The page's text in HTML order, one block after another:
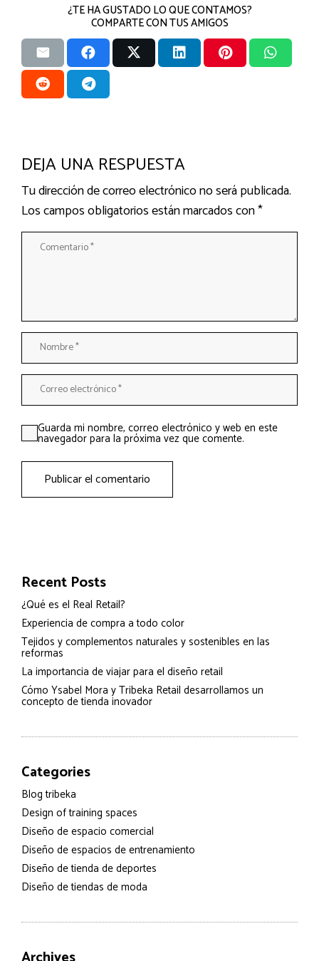
¿TE HA GUSTADO LO QUE CONTAMOS?
COMPARTE CON TUS AMIGOS
DEJA UNA RESPUESTA
Tu dirección de correo electrónico no será publicada.
Los campos obligatorios están marcados con*
Guarda mi nombre, correo electrónico y web en este
navegador para la próxima vez que comente.
Publicar el comentario
Recent Posts
¿Qué es el Real Retail?
Experiencia de compra a todo color
Tejidos y complementos naturales y sostenibles en las
reformas
La importancia de viajar para el diseño retail
Cómo Ysabel Mora y Tribeka Retail desarrollamos un
concepto de tienda inovador
Categories
Blog tribeka
Design of training spaces
Diseño de espacio comercial
Diseño de espacios de entrenamiento
Diseño de tienda de deportes
Diseño de tiendas de moda